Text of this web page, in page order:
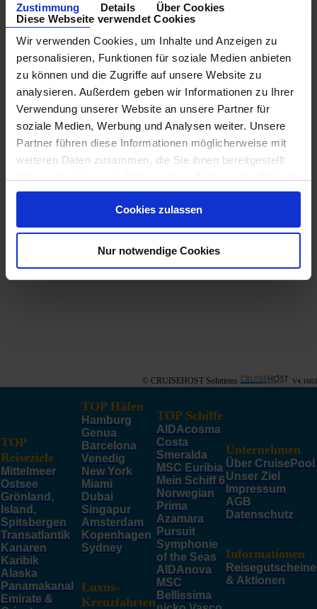
Zustimmung Details
Über Cookies
Diese Webseite verwendet Cookies
Wir verwenden Cookies, um Inhalte und Anzeigen zu
personalisieren, Funktionen für soziale Medien anbieten
zu können und die Zugriffe auf unsere Website zu
analysieren. Außerdem geben wir Informationen zu Ihrer
Verwendung unserer Website an unsere Partner für
soziale Medien, Werbung und Analysen weiter. Unsere
Partner führen diese Informationen möglicherweise mit
weiteren Daten zusammen, die Sie ihnen bereitgestellt
gesammelt haben.
Cookies zulassen
Nur notwendige Cookies
© CRUISEHOST Solutions V4.1663
TOP
Reiseziele
Mittelmeer
Ostsee
Grönland,
Island,
Spitsbergen
Transatlantik
Kanaren
Karibik
Alaska
Panamakanal
Emirate &
TOP Häfen
Hamburg
Genua
Barcelona
Venedig
New York
Miami
Dubai
Singapur
Amsterdam
Kopenhagen
Sydney
Luxus-
Kreuzfahrten
TOP Schiffe
AIDAcosma
Costa
Smeralda
MSC Euribia
Mein Schiff 6
Norwegian
Prima
Azamara
Pursuit
Symphonie
of the Seas
AIDAnova
MSC
Bellissima
Unternehmen
Über CruisePool
Unser Ziel
Impressum
AGB
Datenschutz
Informationen
Reisegutscheine
& Aktionen